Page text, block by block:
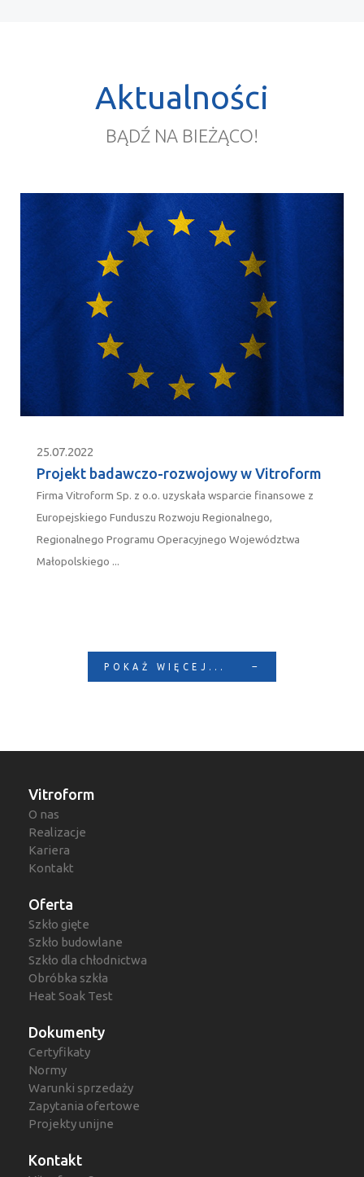
Aktualności
BĄDŹ NA BIEŻĄCO!
25.07.2022
Projekt badawczo-rozwojowy w Vitroform
Firma Vitroform Sp. z o.o. uzyskała wsparcie finansowe z
Europejskiego Funduszu Rozwoju Regionalnego,
Regionalnego Programu Operacyjnego Województwa
Małopolskiego ...
POKAŻ WIĘCEJ...
Vitroform
O nas
Realizacje
Kariera
Kontakt
Oferta
Szkło gięte
Szkło budowlane
Szkło dla chłodnictwa
Obróbka szkła
Heat Soak Test
Dokumenty
Certyfikaty
Normy
Warunki sprzedaży
Zapytania ofertowe
Projekty unijne
Kontakt